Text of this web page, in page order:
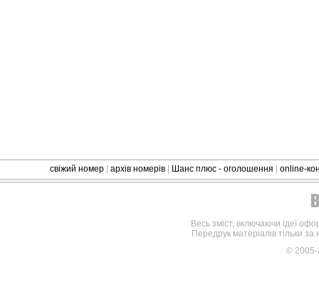
свіжий номер архів номерів Шанс плюс - оголошення online-
Весь зміст, включаючи ідеї
Передрук матеріалів тільки
©